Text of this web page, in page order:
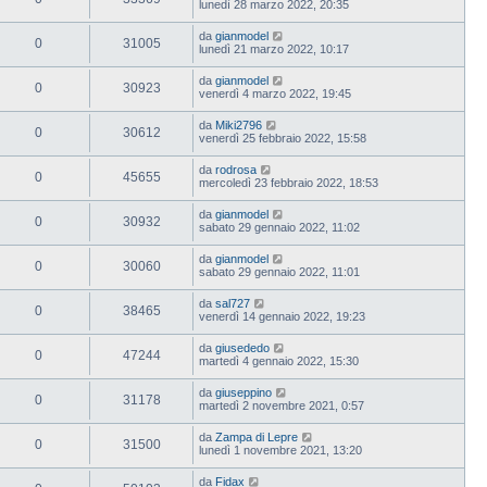
lunedì 28 marzo 2022, 20:35
0 31005 da gianmodel
lunedì 21 marzo 2022, 10:17
0 30923 da gianmodel
venerdì 4 marzo 2022, 19:45
0 30612 da Miki2796
venerdì 25 febbraio 2022, 15:58
0 45655 da rodrosa
mercoledì 23 febbraio 2022, 18:53
0 30932 da gianmodel
sabato 29 gennaio 2022, 11:02
0 30060 da gianmodel
sabato 29 gennaio 2022, 11:01
0 38465 da sal727
venerdì 14 gennaio 2022, 19:23
0 47244 da giusededo
martedì 4 gennaio 2022, 15:30
0 31178 da giuseppino
martedì 2 novembre 2021, 0:57
0 31500 da Zampa di Lepre
lunedì 1 novembre 2021, 13:20
da Fidax